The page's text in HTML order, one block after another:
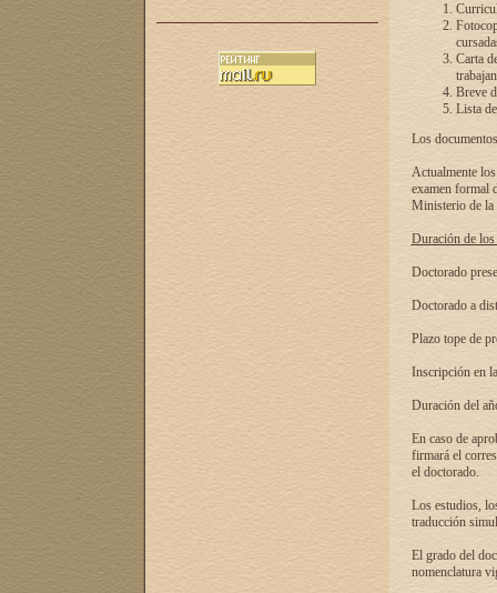
Carta
Breve
Lista
Los
Actualmente
examen formal
Ministerio de la
Duración de
Doctorado
Doctorado a
Plazo tope de
Inscripción en
Duración del
En caso de
firmará el
el doctorado.
Los estudios,
traducción
El grado del
nomenclatura